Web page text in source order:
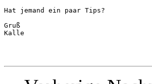
Hat jemand ein paar Tips?
Gruß
Kalle